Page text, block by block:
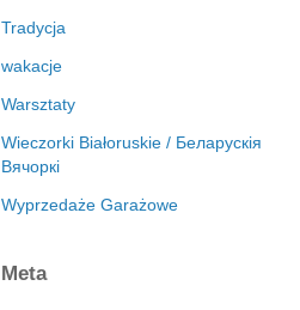
Tradycja
wakacje
Warsztaty
Wieczorki Białoruskie / Беларускія
Вячоркі
Wyprzedaże Garażowe
Meta